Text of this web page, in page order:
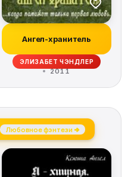
Ангел-хранитель
ЭЛИЗАБЕТ ЧЭНДЛЕР
2011
Любовное фэнтези →